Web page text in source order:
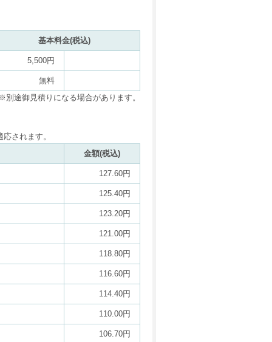
基本料金(税込)
5,500円
無料
別途御見積りになる場合があります。
されます。
金額(税込)
127.60円
125.40円
123.20円
121.00円
118.80円
116.60円
114.40円
110.00円
106.70円